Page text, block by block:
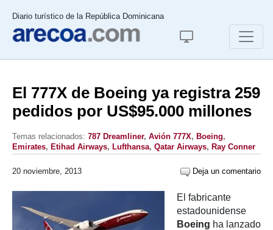
Diario turístico de la República Dominicana
El 777X de Boeing ya registra 259
pedidos por US$95.000 millones
Temas relacionados: 787 Dreamliner, Avión 777X, Boeing,
Emirates, Etihad Airways, Lufthansa, Qatar Airways, Ray Conner
20 noviembre, 2013 Deja un comentario
El fabricante
estadounidense
Boeing ha lanzado